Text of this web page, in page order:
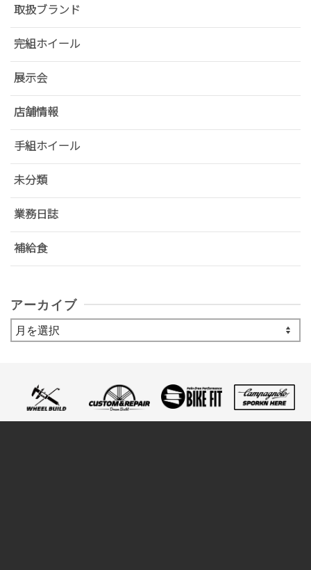
取扱ブランド
完組ホイール
展示会
店舗情報
手組ホイール
未分類
業務日誌
補給食
アーカイブ
ア
ー